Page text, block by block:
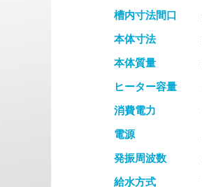
槽内寸法間口
本体寸法
本体質量
ヒーター容量
消費電力
電源
発振周波数
給水方式